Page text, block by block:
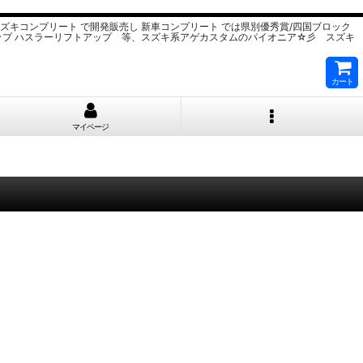
コンプリート で開発販売し 新車コンプリート では県別優秀賞/四国ブロック
プ ハスラーリフトアップ 等、スズキ系アゲカスタムのパイオニア☆彡 スズキ
カート
マイページ